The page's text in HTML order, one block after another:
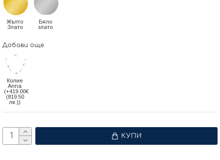
Жълто
Злато
Бяло
злато
Добави още
Колие
Anna
(+419.00€
(819.50
лв.))
КУПИ